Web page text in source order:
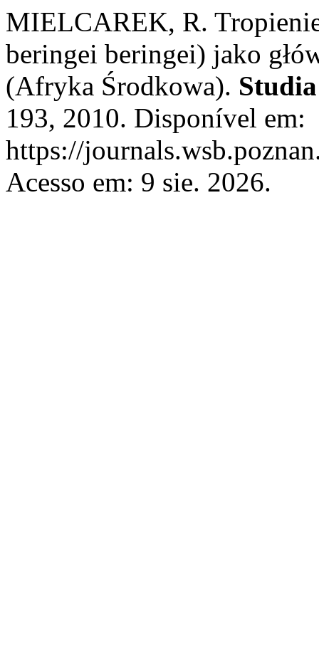
MIELCAREK, R.
beringei beringei) jako
(Afryka Środkowa).
193, 2010. Disponível em:
https://
Acesso em: 9 sie. 2026.